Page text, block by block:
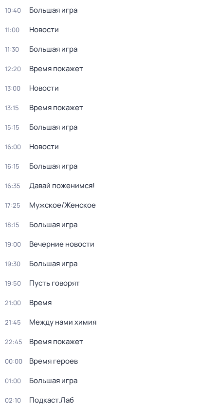
10:40 Большая игра
11:00 Новости
11:30 Большая игра
12:20 Время покажет
13:00 Новости
13:15 Время покажет
15:15 Большая игра
16:00 Новости
16:15 Большая игра
16:35 Давай поженимся!
17:25 Мужское/Женское
18:15 Большая игра
19:00 Вечерние новости
19:30 Большая игра
19:50 Пусть говорят
21:00 Время
21:45 Между нами химия
22:45 Время покажет
00:00 Время героев
01:00 Большая игра
02:10 Подкаст.Лаб